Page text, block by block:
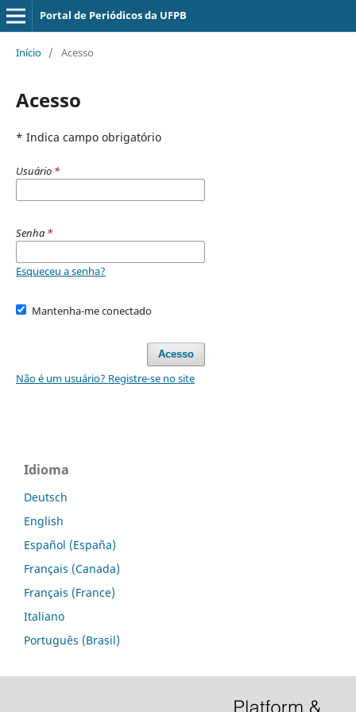
Portal de Periódicos da UFPB
Início / Acesso
Acesso
* Indica campo obrigatório
Usuário *
Senha *
Esqueceu a senha?
Mantenha-me conectado
Acesso
Não é um usuário? Registre-se no site
Idioma
Deutsch
English
Español (España)
Français (Canada)
Français (France)
Italiano
Português (Brasil)